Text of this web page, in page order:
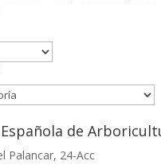
de
Palancar, 24-Acc